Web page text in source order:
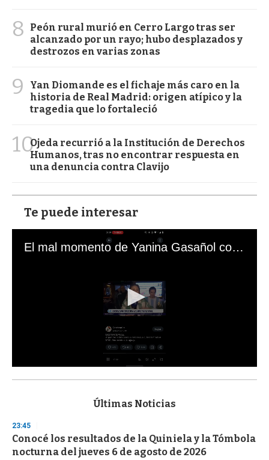
8
Peón rural murió en Cerro Largo tras ser
alcanzado por un rayo; hubo desplazados y
destrozos en varias zonas
9
Yan Diomande es el fichaje más caro en la
historia de Real Madrid: origen atípico y la
tragedia que lo fortaleció
10Ojeda recurrió a la Institución de Derechos
Humanos, tras no encontrar respuesta en
una denuncia contra Clavijo
Te puede interesar
El mal momento de Yanina Gasañol con un hincha argentino en "Subrayado"
s
d
s
o
f
Últimas Noticias
23:45
Conocé los resultados de la Quiniela y la Tómbola
nocturna del jueves 6 de agosto de 2026